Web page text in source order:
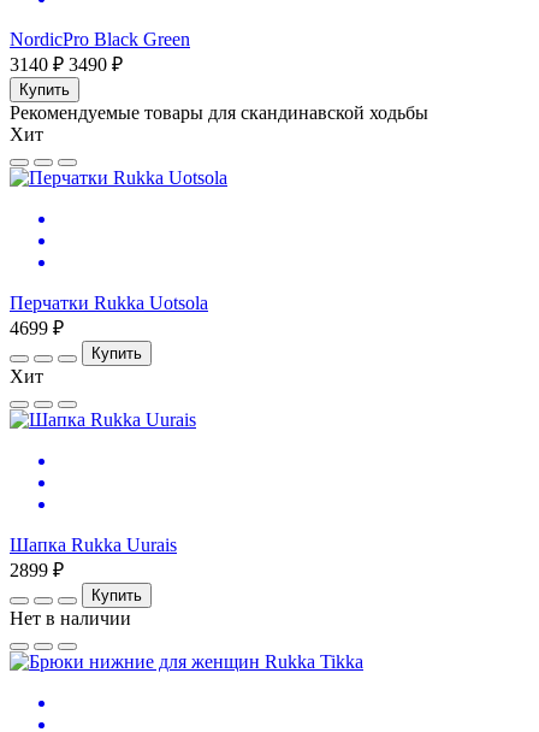
NordicPro Black Green
3140 ₽ 3490 ₽
Купить
Рекомендуемые товары для скандинавской ходьбы
Хит
Перчатки Rukka Uotsola
4699 ₽
Купить
Хит
Шапка Rukka Uurais
2899 ₽
Купить
Нет в наличии